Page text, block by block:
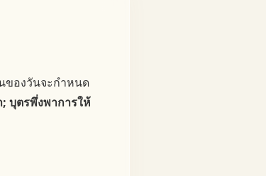
ของวันจะกำหนด
บุตรพึ่งพาการให้